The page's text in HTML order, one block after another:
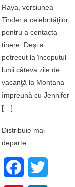
Raya, versiunea
Tinder a celebrităţilor,
pentru a contacta
tinere. Deşi a
petrecut la începutul
lunii câteva zile de
vacanţă la Montana
împreună cu Jennifer
[…]
Distribuie mai
departe
Facebook